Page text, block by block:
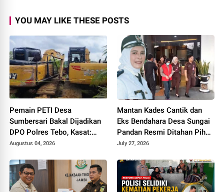
YOU MAY LIKE THESE POSTS
Pemain PETI Desa
Sumbersari Bakal Dijadikan
DPO Polres Tebo, Kasat:
Karena Tak Pernah Penuhi
Augustus 04, 2026
Mantan Kades Cantik dan
Eks Bendahara Desa Sungai
Pandan Resmi Ditahan Pihak
Kejari Tebo Terkait Dugaan
July 27, 2026